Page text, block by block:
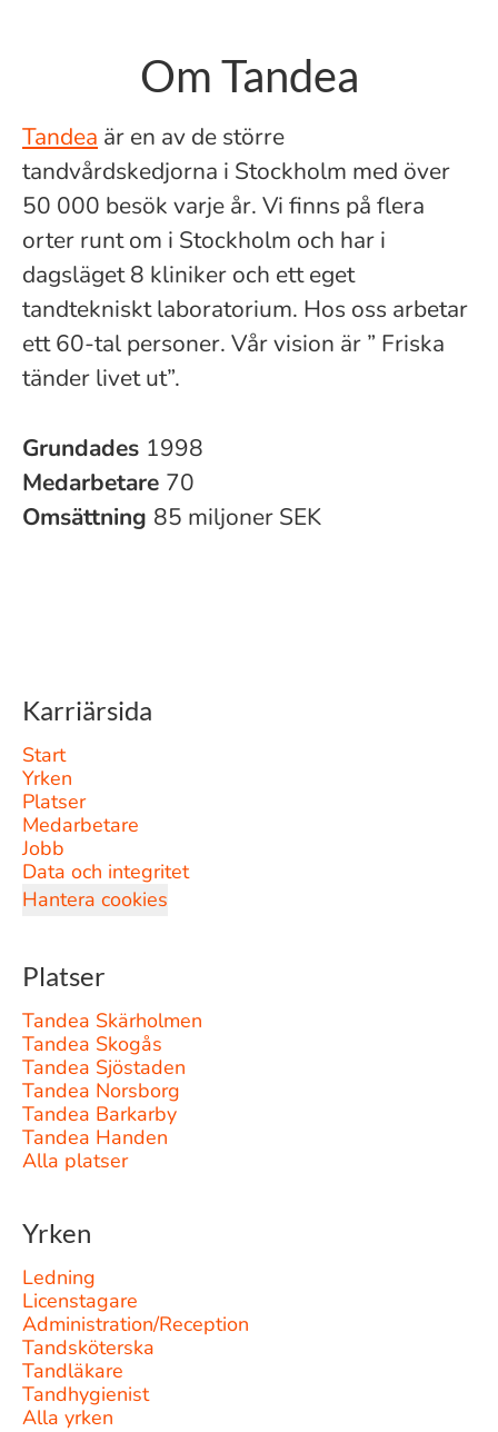
Om Tandea
Tandea är en av de större
tandvårdskedjorna i Stockholm med över
50 000 besök varje år. Vi finns på flera
orter runt om i Stockholm och har i
dagsläget 8 kliniker och ett eget
tandtekniskt laboratorium. Hos oss arbetar
ett 60-tal personer. Vår vision är ” Friska
tänder livet ut”.
Grundades 1998
Medarbetare 70
Omsättning 85 miljoner SEK
Karriärsida
Start
Yrken
Platser
Medarbetare
Jobb
Data och integritet
Hantera cookies
Platser
Tandea Skärholmen
Tandea Skogås
Tandea Sjöstaden
Tandea Norsborg
Tandea Barkarby
Tandea Handen
Alla platser
Yrken
Ledning
Licenstagare
Administration/Reception
Tandsköterska
Tandläkare
Tandhygienist
Alla yrken